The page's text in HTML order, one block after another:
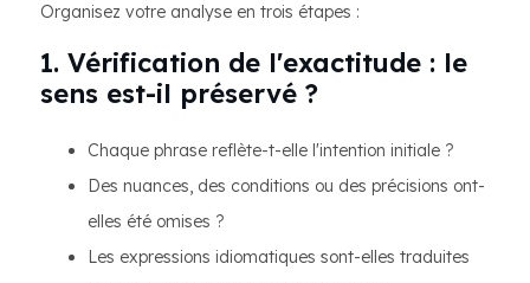
Organisez votre analyse en trois étapes :
1. Vérification de l'exactitude : le
sens est-il préservé ?
Chaque phrase reflète-t-elle l'intention initiale ?
Des nuances, des conditions ou des précisions ont-
elles été omises ?
Les expressions idiomatiques sont-elles traduites